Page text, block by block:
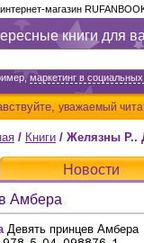
книги для
маркетинг в социальных
уважаемый
магазин
/ Книги / Желязны Р..
Новости
Амбера
Девять принцев Амбера